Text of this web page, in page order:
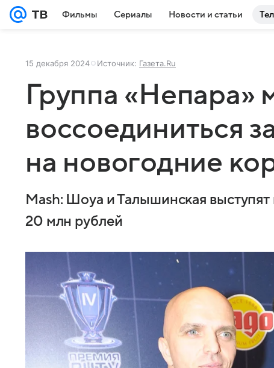
Фильмы Сериалы Новости и статьи
15 декабря 2024 Источник: Газета.Ru
Группа «Непара»
воссоединиться
на новогодние
Mash: Шоуа и Талышинская
20 млн рублей